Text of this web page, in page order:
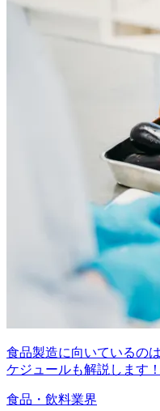
食品製造に向いているの
ケジュールも解説します！
食品・飲料業界